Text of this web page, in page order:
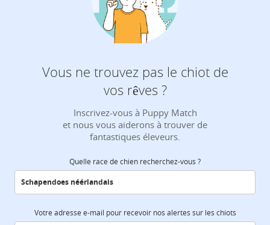
Vous ne trouvez pas le chiot de
vos rêves ?
Inscrivez-vous à Puppy Match
et nous vous aiderons à trouver de
fantastiques éleveurs.
Quelle race de chien recherchez-vous ?
Votre adresse e-mail pour recevoir nos alertes sur les chiots